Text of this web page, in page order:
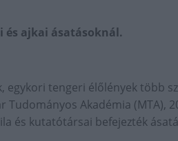
ajkai ásatásoknál.
egykori tengeri élőlények több
Akadémia (MTA),
és kutatótársai befejezték